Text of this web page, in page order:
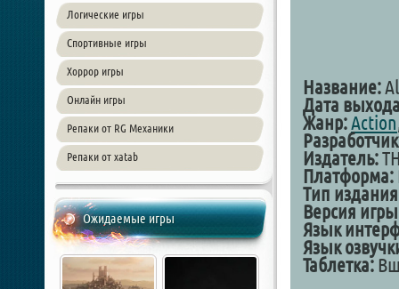
Логические игры
Спортивные игры
Хоррор игры
Онлайн игры
Репаки от RG Механики
Репаки от xatab
Ожидаемые игры
Название:
Дата
Жанр:Action
Разработчик
Издатель:
Платформа:
Тип
Версия игры
Язык
Язык
Таблетка: